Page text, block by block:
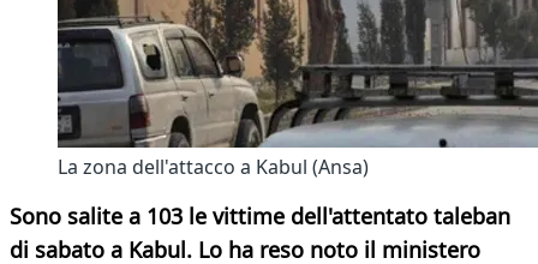
La zona dell'attacco a Kabul (Ansa)
Sono salite a 103 le vittime dell'attentato taleban
di sabato a Kabul. Lo ha reso noto il ministero